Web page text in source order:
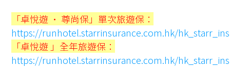
「卓悅遊 • 尊尚保」單次旅遊保：
https://runhotel.starrinsurance.com.hk/
「卓悅遊 」全年旅遊保：
https://runhotel.starrinsurance.com.hk/